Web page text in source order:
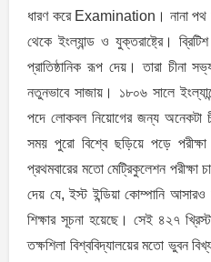
ধারণ করে Examination। নানা পথ ঘুরে
থেকে ইংল্যান্ড ও যুক্তরাষ্ট্রে।
প্রাতিষ্ঠানিক রূপ দেয়। তারা চীনা
নতুনভাবে সাজায়। ১৮০৬ সালে
পদে লোকবল নিয়োগের জন্য অনেকটা
সময় পুরো বিশ্বে ছড়িয়ে পড়ে
প্রথমবারের মতো মেট্রিকুলেশন
দেয় যে, ইস্ট ইন্ডিয়া কোম্পানি
শিক্ষার সূচনা হয়েছে। সেই ৪২৭
তক্ষশিলা বিশ্ববিদ্যালয়ের মতো ভুবন